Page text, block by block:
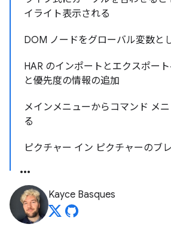
イライト表示される
DOM ノードをグローバル変数と
HAR のインポートとエクスポー
と優先度の情報の追加
メインメニューからコマンド メ
る
ピクチャー イン ピクチャーのブ
Kayce Basques